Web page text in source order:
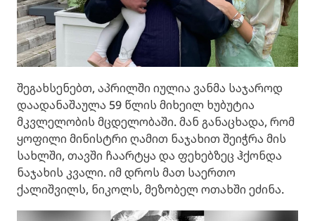
შეგახსენებთ, აპრილში იულია ვანმა საჯაროდ
დაადანაშაულა 59 წლის მიხეილ ხუბუტია
მკვლელობის მცდელობაში. მან განაცხადა, რომ
ყოფილი მინისტრი ღამით ნაჯახით შეიჭრა მის
სახლში, თავში ჩაარტყა და ფეხებზეც ჰქონდა
ნაჯახის კვალი. იმ დროს მათ საერთო
ქალიშვილს, ნიკოლს, მეზობელ ოთახში ეძინა.